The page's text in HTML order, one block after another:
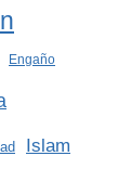
Engaño
Islam